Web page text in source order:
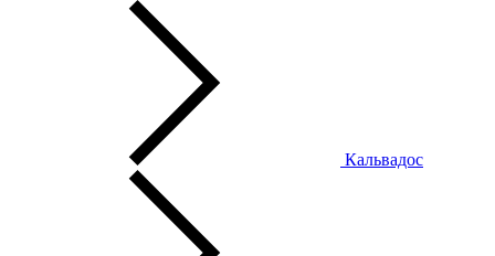
Кальвадос